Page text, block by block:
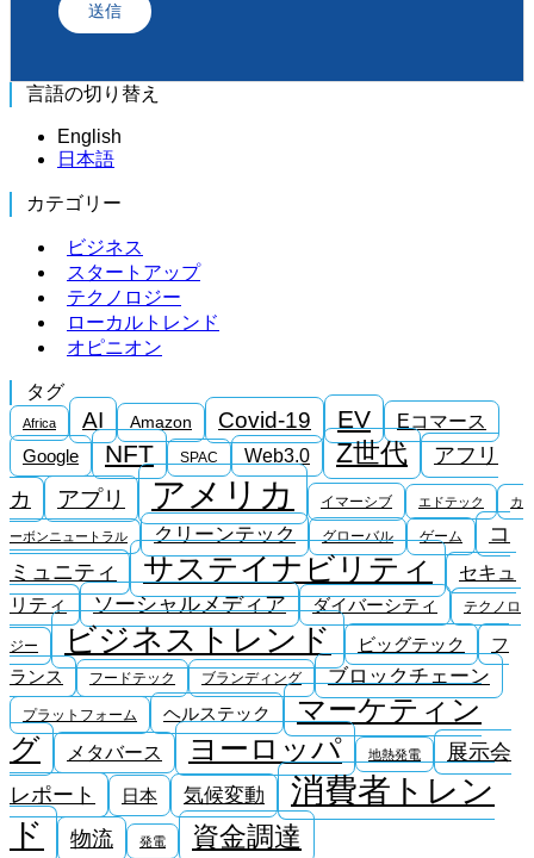
送信
言語の切り替え
English
日本語
カテゴリー
ビジネス
スタートアップ
テクノロジー
ローカルトレンド
オピニオン
タグ
Africa AI Amazon Covid-19 EV
Eコマース
Google
NFT SPAC Web3.0 Z世代
アフリ
カ
アプリ アメリカ イマーシブ エドテック カ
ーボンニュートラル クリーンテック グローバル ゲーム
コ
ミュニティ
サステイナビリティ
セキュ
リティ
ソーシャルメディア ダイバーシティ テクノロ
ジー ビジネストレンド ビッグテック
フ
ランス
フードテック ブランディング ブロックチェーン
プラットフォーム ヘルステック
マーケティン
グ
メタバース ヨーロッパ 地熱発電
展示会
レポート
日本 気候変動
消費者トレン
ド
物流 発電 資金調達